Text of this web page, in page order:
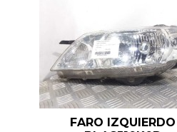
FARO IZQUIERDO